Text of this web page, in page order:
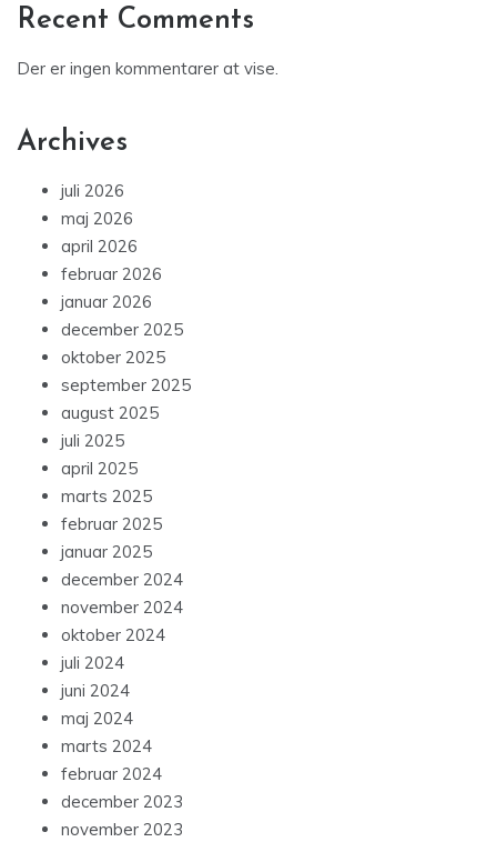
Recent Comments
Der er ingen kommentarer at vise.
Archives
juli 2026
maj 2026
april 2026
februar 2026
januar 2026
december 2025
oktober 2025
september 2025
august 2025
juli 2025
april 2025
marts 2025
februar 2025
januar 2025
december 2024
november 2024
oktober 2024
juli 2024
juni 2024
maj 2024
marts 2024
februar 2024
december 2023
november 2023